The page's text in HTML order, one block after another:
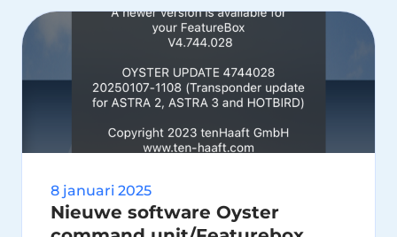
8 januari 2025
Nieuwe software Oyster